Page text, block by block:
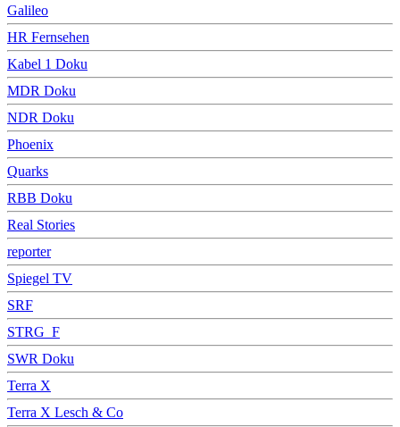
Galileo
HR Fernsehen
Kabel 1 Doku
MDR Doku
NDR Doku
Phoenix
Quarks
RBB Doku
Real Stories
reporter
Spiegel TV
SRF
STRG_F
SWR Doku
Terra X
Terra X Lesch & Co